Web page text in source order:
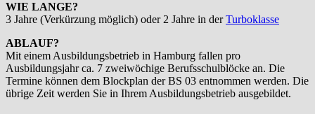
WIE LANGE?
3 Jahre (Verkürzung möglich) oder 2 Jahre in derTurboklasse
ABLAUF?
Mit einem Ausbildungsbetrieb in Hamburg fallen pro
Ausbildungsjahr ca. 7 zweiwöchige Berufsschulblöcke an. Die
Termine können dem Blockplan der BS 03 entnommen werden. Die
übrige Zeit werden Sie in Ihrem Ausbildungsbetrieb ausgebildet.